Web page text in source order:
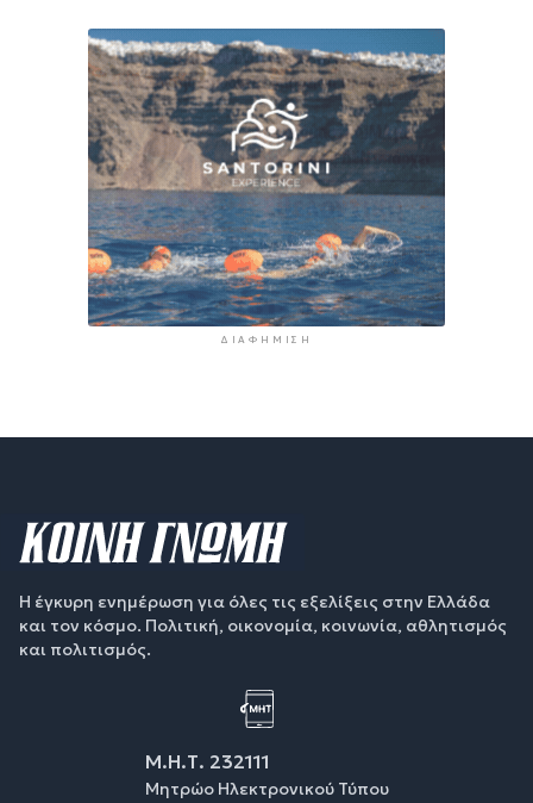
ΔΙΑΦΉΜΙΣΗ
Η έγκυρη ενημέρωση για όλες τις εξελίξεις στην Ελλάδα
και τον κόσμο. Πολιτική, οικονομία, κοινωνία, αθλητισμός
και πολιτισμός.
Μ.Η.Τ. 232111
Μητρώο Ηλεκτρονικού Τύπου